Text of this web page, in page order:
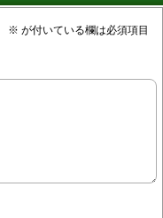
※ が付いている欄は必須項目